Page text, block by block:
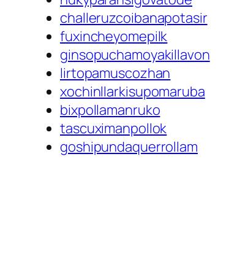
challeruzcoibanapotasir
fuxincheyomepilk
ginsopuchamoyakillavon
lirtopamuscozhan
xochinllarkisupomaruba
bixpollamanruko
tascuximanpollok
goshipundaquerrollam